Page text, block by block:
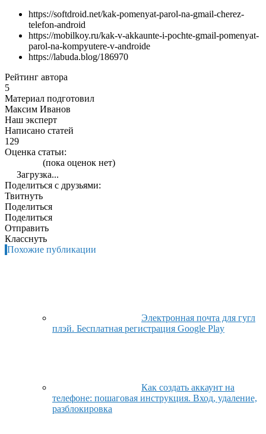
https://softdroid.net/kak-pomenyat-parol-na-gmail-cherez-
telefon-android
https://mobilkoy.ru/kak-v-akkaunte-i-pochte-gmail-pomenyat-
parol-na-kompyutere-v-androide
https://labuda.blog/186970
Рейтинг автора
5
Материал подготовил
Максим Иванов
Наш эксперт
Написано статей
129
Оценка статьи:
(пока оценок нет)
Загрузка...
Поделиться с друзьями:
Твитнуть
Поделиться
Поделиться
Отправить
Класснуть
Похожие публикации
Электронная почта для гугл
плэй. Бесплатная регистрация Google Play
Как создать аккаунт на
телефоне: пошаговая инструкция. Вход, удаление,
разблокировка